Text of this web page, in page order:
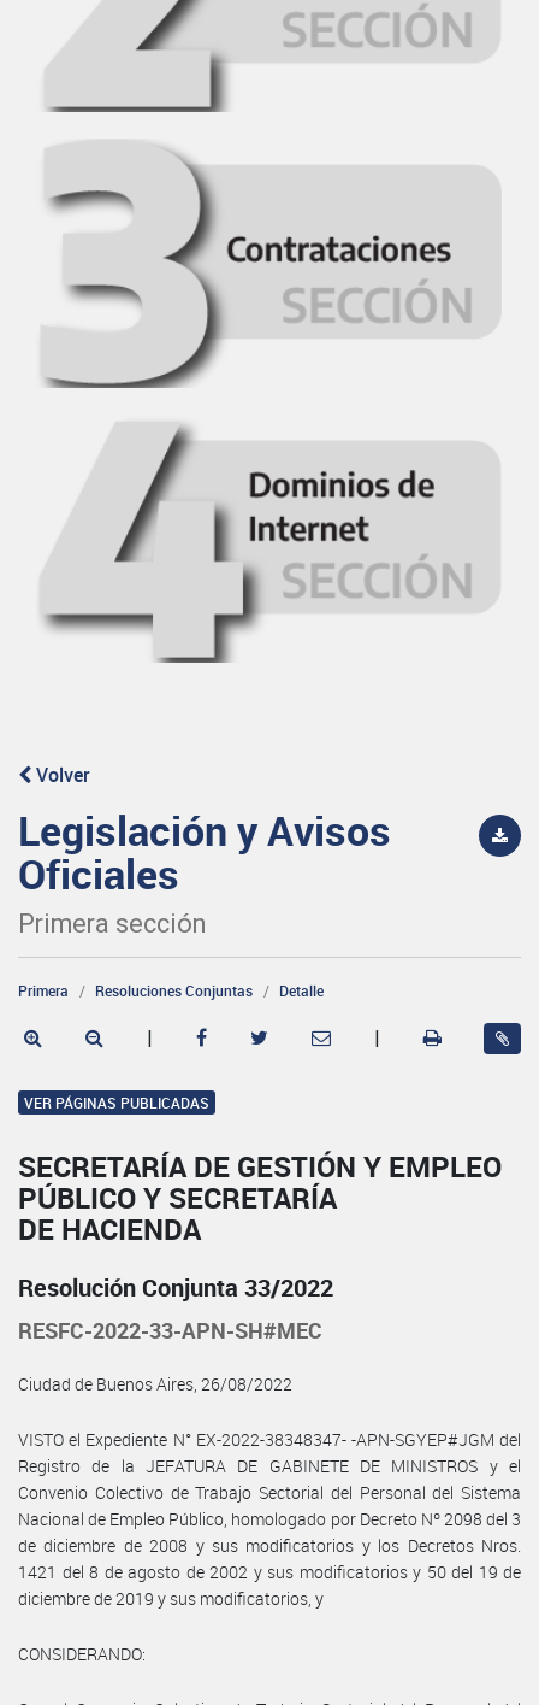
Volver
Legislación y Avisos
Oficiales
Primera sección
Primera Resoluciones Conjuntas Detalle
| |
VER PÁGINAS PUBLICADAS
SECRETARÍA DE GESTIÓN Y EMPLEO
PÚBLICO Y SECRETARÍA
DE HACIENDA
Resolución Conjunta 33/2022
RESFC-2022-33-APN-SH#MEC
Ciudad de Buenos Aires, 26/08/2022
VISTO el Expediente N° EX-2022-38348347- -APN-SGYEP#JGM del
Registro de la JEFATURA DE GABINETE DE MINISTROS y el
Convenio Colectivo de Trabajo Sectorial del Personal del Sistema
Nacional de Empleo Público, homologado por Decreto Nº 2098 del 3
de diciembre de 2008 y sus modificatorios y los Decretos Nros.
1421 del 8 de agosto de 2002 y sus modificatorios y 50 del 19 de
diciembre de 2019 y sus modificatorios, y
CONSIDERANDO: